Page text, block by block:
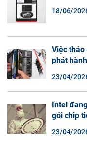
18/06/
Việc tháo
phát
23/04/
Intel
gói chip
23/04/